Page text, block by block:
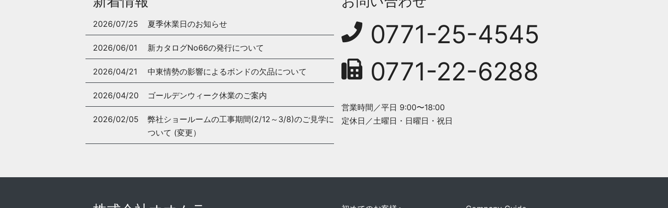
2026/07/25 夏季休業日のお知らせ
2026/06/01 新カタログNo66の発行について
2026/04/21 中東情勢の影響によるボンドの欠品について
2026/04/20 ゴールデンウィーク休業のご案内
2026/02/05
弊社ショールームの工事期間(2/12～3/8)のご見学に
ついて (変更）
0771-25-4545
0771-22-6288
営業時間／平日 9:00〜18:00
定休日／土曜日・日曜日・祝日